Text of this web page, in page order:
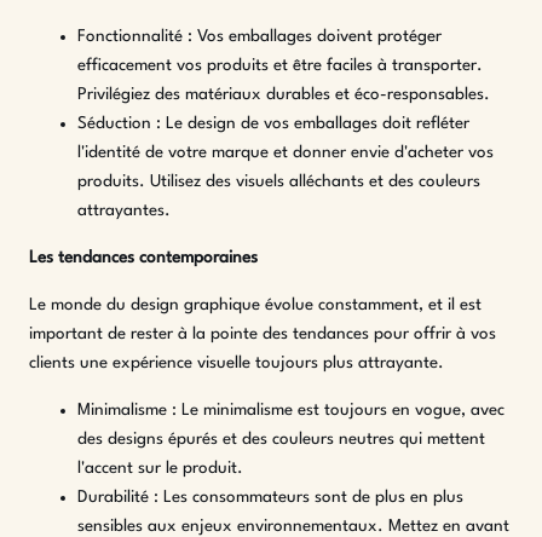
Fonctionnalité : Vos emballages doivent protéger
efficacement vos produits et être faciles à transporter.
Privilégiez des matériaux durables et éco-responsables.
Séduction : Le design de vos emballages doit refléter
l'identité de votre marque et donner envie d'acheter vos
produits. Utilisez des visuels alléchants et des couleurs
attrayantes.
Les tendances contemporaines
Le monde du design graphique évolue constamment, et il est
important de rester à la pointe des tendances pour offrir à vos
clients une expérience visuelle toujours plus attrayante.
Minimalisme : Le minimalisme est toujours en vogue, avec
des designs épurés et des couleurs neutres qui mettent
l'accent sur le produit.
Durabilité : Les consommateurs sont de plus en plus
sensibles aux enjeux environnementaux. Mettez en avant